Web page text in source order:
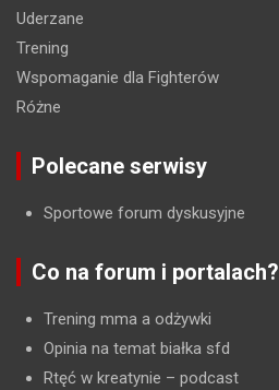
Uderzane
Trening
Wspomaganie dla Fighterów
Różne
Polecane serwisy
Sportowe forum dyskusyjne
Co na forum i portalach?
Trening mma a odżywki
Opinia na temat białka sfd
Rtęć w kreatynie – podcast